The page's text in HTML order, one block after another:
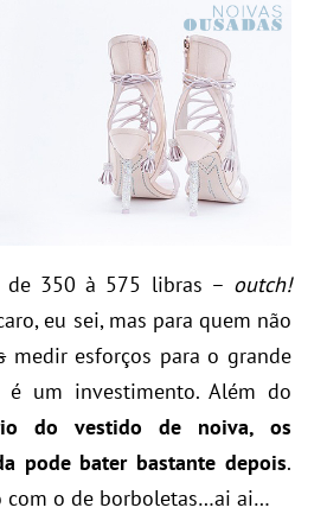
de 350 à 575 libras – outch!
eu sei, mas para quem não
medir esforços para o grande
um investimento. Além do
do vestido de noiva, os
pode bater bastante depois.
com o de borboletas…ai ai…